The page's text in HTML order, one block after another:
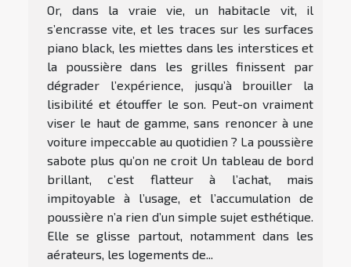
Or, dans la vraie vie, un habitacle vit, il
s’encrasse vite, et les traces sur les surfaces
piano black, les miettes dans les interstices et
la poussière dans les grilles finissent par
dégrader l’expérience, jusqu’à brouiller la
lisibilité et étouffer le son. Peut-on vraiment
viser le haut de gamme, sans renoncer à une
voiture impeccable au quotidien ? La poussière
sabote plus qu’on ne croit Un tableau de bord
brillant, c’est flatteur à l’achat, mais
impitoyable à l’usage, et l’accumulation de
poussière n’a rien d’un simple sujet esthétique.
Elle se glisse partout, notamment dans les
aérateurs, les logements de...